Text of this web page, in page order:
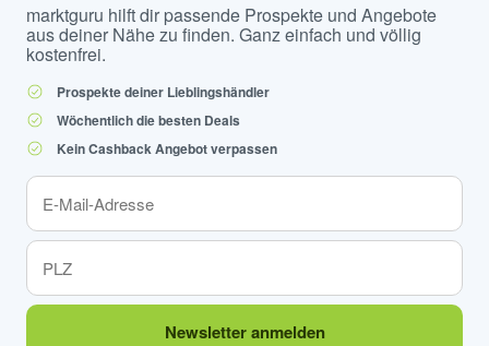
marktguru hilft dir passende Prospekte und Angebote
aus deiner Nähe zu finden. Ganz einfach und völlig
kostenfrei.
Prospekte deiner Lieblingshändler
Wöchentlich die besten Deals
Kein Cashback Angebot verpassen
Newsletter anmelden